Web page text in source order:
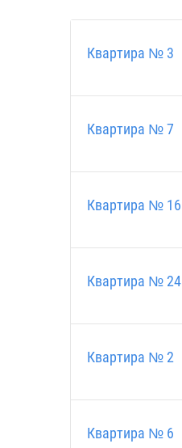
Квартира № 3
Квартира № 7
Квартира № 16
Квартира № 24
Квартира № 2
Квартира № 6